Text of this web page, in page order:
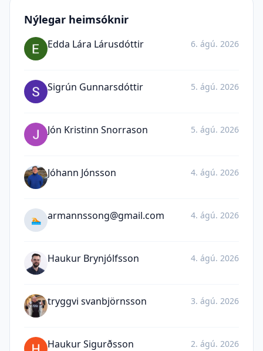
Nýlegar heimsóknir
Edda Lára Lárusdóttir 6. ágú. 2026
Sigrún Gunnarsdóttir 5. ágú. 2026
Jón Kristinn Snorrason 5. ágú. 2026
Jóhann Jónsson 4. ágú. 2026
🏊 armannssong@gmail.com 4. ágú. 2026
Haukur Brynjólfsson 4. ágú. 2026
tryggvi svanbjörnsson 3. ágú. 2026
Haukur Sigurðsson 2. ágú. 2026